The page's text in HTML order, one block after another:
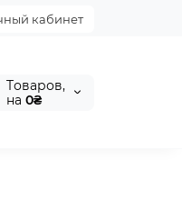
кабинет
Tоваров,
на 0₴